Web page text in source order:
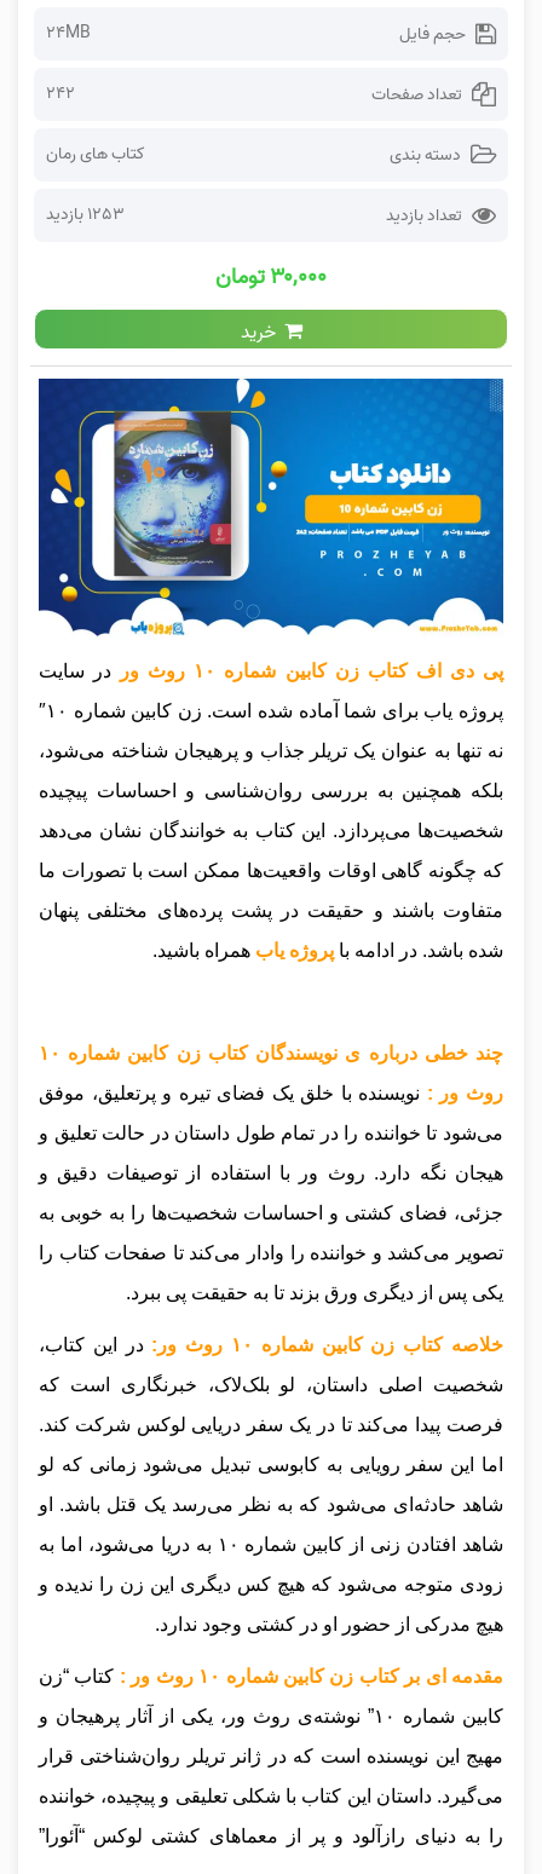
حجم فایل 24MB
تعداد صفحات 242
دسته بندی کتاب های رمان
تعداد بازدید 1253 بازدید
۳۰,۰۰۰ تومان
خرید
پی دی اف کتاب زن کابین شماره ۱۰ روث ور
در سایت
پروژه یاب برای شما آماده شده است. زن کابین شماره ۱۰″
نه تنها به عنوان یک تریلر جذاب و پرهیجان شناخته می‌شود،
بلکه همچنین به بررسی روان‌شناسی و احساسات پیچیده
شخصیت‌ها می‌پردازد. این کتاب به خوانندگان نشان می‌دهد
که چگونه گاهی اوقات واقعیت‌ها ممکن است با تصورات ما
متفاوت باشند و حقیقت در پشت پرده‌های مختلفی پنهان
شده باشد. در ادامه با پروژه یاب همراه باشید.
چند خطی درباره ی نویسندگان کتاب زن کابین شماره ۱۰
روث ور : نویسنده با خلق یک فضای تیره و پرتعلیق، موفق
می‌شود تا خواننده را در تمام طول داستان در حالت تعلیق و
هیجان نگه دارد. روث ور با استفاده از توصیفات دقیق و
جزئی، فضای کشتی و احساسات شخصیت‌ها را به خوبی به
تصویر می‌کشد و خواننده را وادار می‌کند تا صفحات کتاب را
یکی پس از دیگری ورق بزند تا به حقیقت پی ببرد.
خلاصه کتاب زن کابین شماره ۱۰ روث ور:
در این کتاب،
شخصیت اصلی داستان، لو بلک‌لاک، خبرنگاری است که
فرصت پیدا می‌کند تا در یک سفر دریایی لوکس شرکت کند.
اما این سفر رویایی به کابوسی تبدیل می‌شود زمانی که لو
شاهد حادثه‌ای می‌شود که به نظر می‌رسد یک قتل باشد. او
شاهد افتادن زنی از کابین شماره ۱۰ به دریا می‌شود، اما به
زودی متوجه می‌شود که هیچ کس دیگری این زن را ندیده و
هیچ مدرکی از حضور او در کشتی وجود ندارد.
مقدمه ای بر کتاب زن کابین شماره ۱۰ روث ور :
کتاب “زن
کابین شماره ۱۰” نوشته‌ی روث ور، یکی از آثار پرهیجان و
مهیج این نویسنده است که در ژانر تریلر روان‌شناختی قرار
می‌گیرد. داستان این کتاب با شکلی تعلیقی و پیچیده، خواننده
را به دنیای رازآلود و پر از معماهای کشتی لوکس “آئورا”